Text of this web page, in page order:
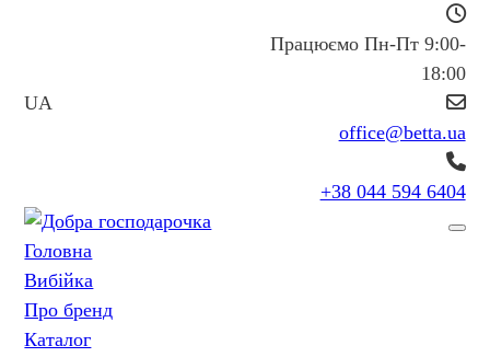
UA
Працюємо Пн-Пт 9:00-
18:00
office@betta.ua
+38 044 594 6404
Головна
Вибійка
Про бренд
Каталог